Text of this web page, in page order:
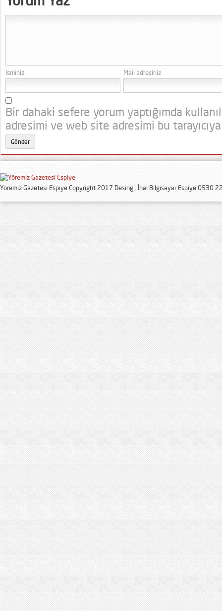
İsminiz Mail adresiniz
Bir dahaki sefere yorum yaptığımda
adresimi ve web site adresimi bu
Yöremiz Gazetesi Espiye Copyright 2017 Desing : İnal Bilgisayar Espiye 0530